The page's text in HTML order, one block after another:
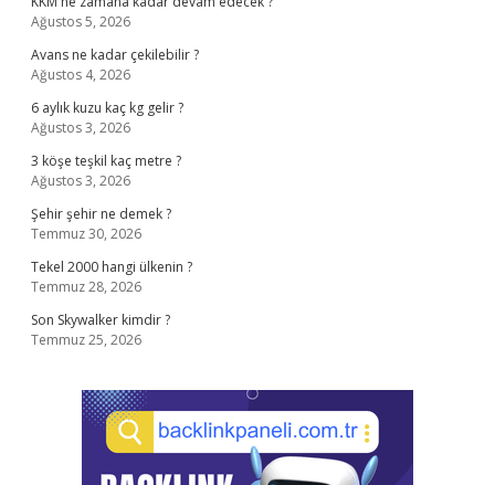
Ağustos 5, 2026
Avans ne kadar çekilebilir ?
Ağustos 4, 2026
6 aylık kuzu kaç kg gelir ?
Ağustos 3, 2026
3 köşe teşkil kaç metre ?
Ağustos 3, 2026
Şehir şehir ne demek ?
Temmuz 30, 2026
Tekel 2000 hangi ülkenin ?
Temmuz 28, 2026
Son Skywalker kimdir ?
Temmuz 25, 2026